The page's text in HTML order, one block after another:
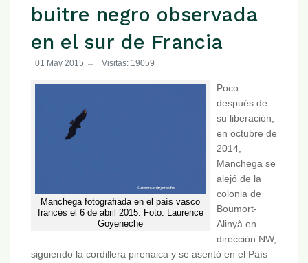
buitre negro observada
en el sur de Francia
01 May 2015 Visitas: 19059
Manchega fotografiada en el país vasco
francés el 6 de abril 2015. Foto: Laurence
Goyeneche
Poco
después de
su liberación,
en octubre de
2014,
Manchega se
alejó de la
colonia de
Boumort-
Alinyà en
dirección NW,
siguiendo la cordillera pirenaica y se asentó en el País